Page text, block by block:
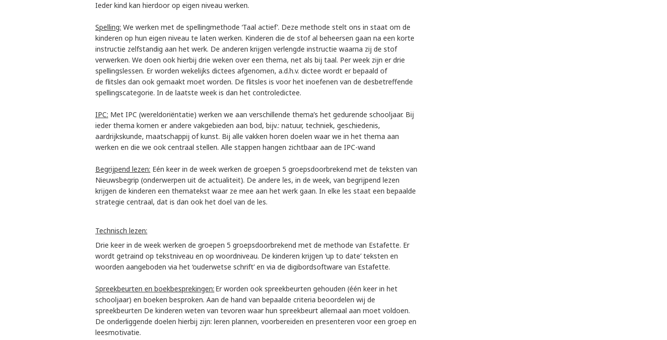
Ieder kind kan hierdoor op eigen niveau werken.
Spelling: We werken met de spellingmethode ‘Taal actief’. Deze methode stelt ons in staat om de
kinderen op hun eigen niveau te laten werken. Kinderen die de stof al beheersen gaan na een korte
instructie zelfstandig aan het werk. De anderen krijgen verlengde instructie waarna zij de stof
verwerken. We doen ook hierbij drie weken over een thema, net als bij taal. Per week zijn er drie
spellingslessen. Er worden wekelijks dictees afgenomen, a.d.h.v. dictee wordt er bepaald of
de flitsles dan ook gemaakt moet worden. De flitsles is voor het inoefenen van de desbetreffende
spellingscategorie. In de laatste week is dan het controledictee.
IPC: Met IPC (wereldoriëntatie) werken we aan verschillende thema’s het gedurende schooljaar. Bij
ieder thema komen er andere vakgebieden aan bod, bijv.: natuur, techniek, geschiedenis,
aardrijkskunde, maatschappij of kunst. Bij alle vakken horen doelen waar we in het thema aan
werken en die we ook centraal stellen. Alle stappen hangen zichtbaar aan de IPC-wand
Begrijpend lezen: Eén keer in de week werken de groepen 5 groepsdoorbrekend met de teksten van
Nieuwsbegrip (onderwerpen uit de actualiteit). De andere les, in de week, van begrijpend lezen
krijgen de kinderen een thematekst waar ze mee aan het werk gaan. In elke les staat een bepaalde
strategie centraal, dat is dan ook het doel van de les.
Technisch lezen:
Drie keer in de week werken de groepen 5 groepsdoorbrekend met de methode van Estafette. Er
wordt getraind op tekstniveau en op woordniveau. De kinderen krijgen ‘up to date’ teksten en
woorden aangeboden via het ‘ouderwetse schrift’ en via de digibordsoftware van Estafette.
Spreekbeurten en boekbesprekingen: Er worden ook spreekbeurten gehouden (één keer in het
schooljaar) en boeken besproken. Aan de hand van bepaalde criteria beoordelen wij de
spreekbeurten De kinderen weten van tevoren waar hun spreekbeurt allemaal aan moet voldoen.
De onderliggende doelen hierbij zijn: leren plannen, voorbereiden en presenteren voor een groep en
leesmotivatie.